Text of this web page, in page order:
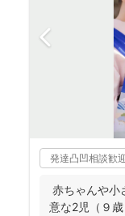
発達凸凹相談歓
赤ちゃんや小
意な2児（９